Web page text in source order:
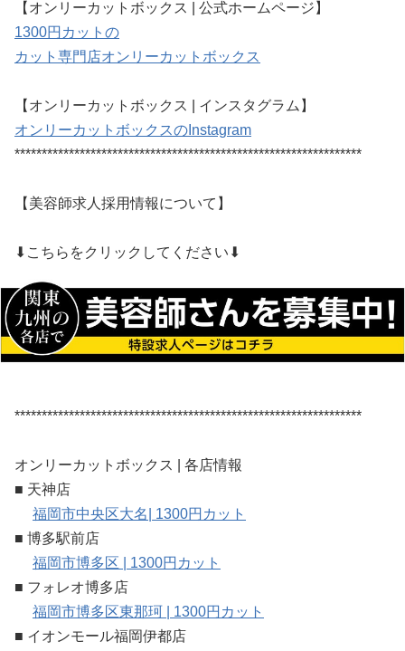
【オンリーカットボックス | 公式ホームページ】
1300円カットの
カット専門店オンリーカットボックス
【オンリーカットボックス | インスタグラム】
オンリーカットボックスのInstagram
****************************************************************
【美容師求人採用情報について】
⬇︎こちらをクリックしてください⬇︎
****************************************************************
オンリーカットボックス | 各店情報
■ 天神店
福岡市中央区大名| 1300円カット
■ 博多駅前店
福岡市博多区 | 1300円カット
■ フォレオ博多店
福岡市博多区東那珂 | 1300円カット
■ イオンモール福岡伊都店